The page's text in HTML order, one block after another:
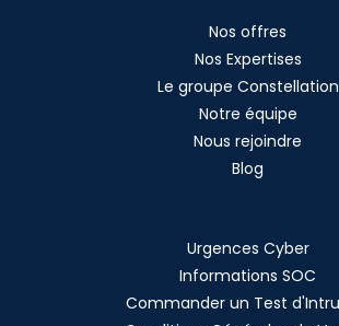
Nos offres
Nos Expertises
Le groupe Constellation
Notre équipe
Nous rejoindre
Blog
Urgences Cyber
Informations SOC
Commander un Test